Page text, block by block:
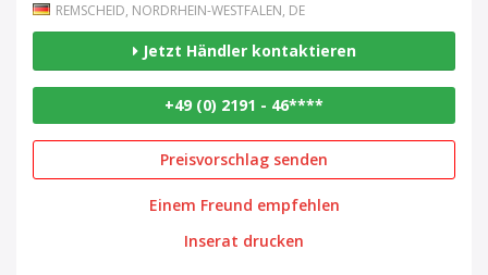
REMSCHEID, NORDRHEIN-WESTFALEN, DE
Jetzt Händler kontaktieren
+49 (0) 2191 - 46****
Preisvorschlag senden
Einem Freund empfehlen
Inserat drucken